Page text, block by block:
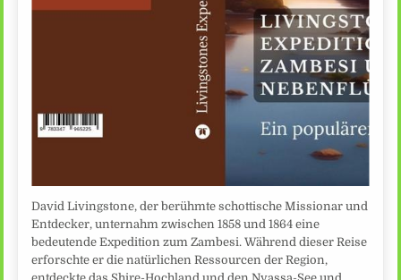
David Livingstone, der berühmte schottische Missionar und
Entdecker, unternahm zwischen 1858 und 1864 eine
bedeutende Expedition zum Zambesi. Während dieser Reise
erforschte er die natürlichen Ressourcen der Region,